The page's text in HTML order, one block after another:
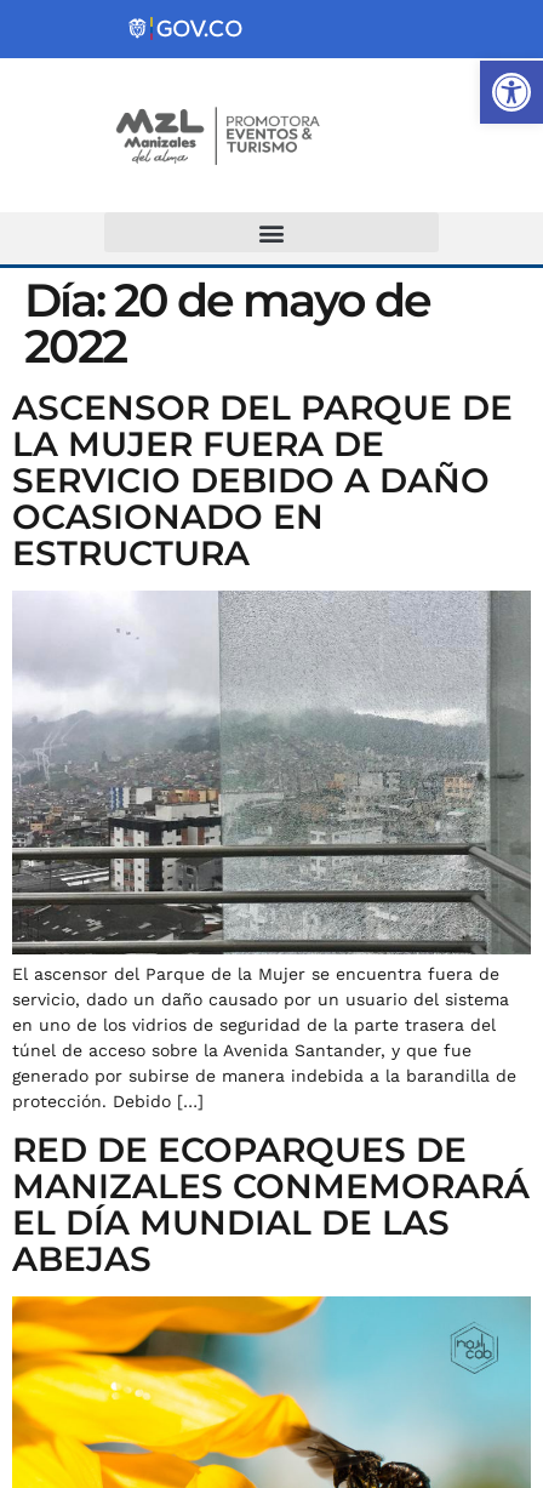
Día:20 de mayo de
2022
ASCENSOR DEL PARQUE DE
LA MUJER FUERA DE
SERVICIO DEBIDO A DAÑO
OCASIONADO EN
ESTRUCTURA
El ascensor del Parque de la Mujer se encuentra fuera de
servicio, dado un daño causado por un usuario del sistema
en uno de los vidrios de seguridad de la parte trasera del
túnel de acceso sobre la Avenida Santander, y que fue
generado por subirse de manera indebida a la barandilla de
protección. Debido […]
RED DE ECOPARQUES DE
MANIZALES CONMEMORARÁ
EL DÍA MUNDIAL DE LAS
ABEJAS